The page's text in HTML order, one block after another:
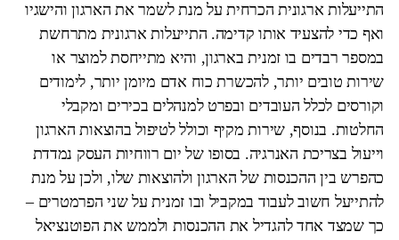
התייעלות ארגונית הכרחית על מנת לשמר את הארגון והישגיו
ואף כדי להצעיד אותו קדימה. התייעלות ארגונית מתרחשת
במספר רבדים בו זמנית בארגון, והיא מתייחסת למוצר או
שירות טובים יותר, להכשרת כוח אדם מיומן יותר, לימודים
וקורסים לכלל העובדים ובפרט למנהלים בכירים ומקבלי
החלטות. בנוסף, שירות מקיף וכולל לטיפול בהוצאות הארגון
וייעול בצריכת האנרגיה. בסופו של יום רווחיות העסק נמדדת
כהפרש בין ההכנסות של הארגון ולהוצאות שלו, ולכן על מנת
להתייעל חשוב לעבוד במקביל ובו זמנית על שני הפרמטרים –
כך שמצד אחד להגדיל את ההכנסות ולממש את הפוטנציאל